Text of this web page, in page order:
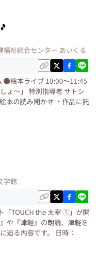
福祉総合センター あいくる
絵本ライブ 10:00〜11:45
ょ〜」 特別指導者 サトシ
本の読み聞かせ ・作品に託
学館
「TOUCH the 太宰 ①」が開
や『津軽』の朗読、津軽を
迫る内容です。 日時：